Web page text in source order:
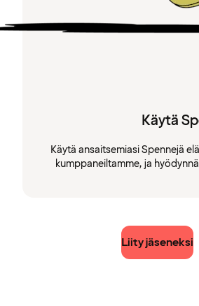
Käytä
Käytä ansaitsemiasi Spennejä
kumppaneiltamme, ja
Liity jäseneksi